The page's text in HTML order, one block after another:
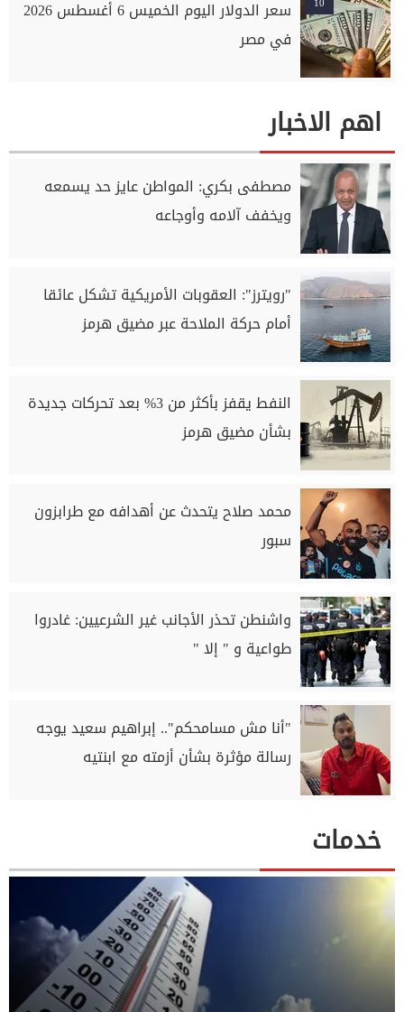
سعر الدولار اليوم الخميس 6 أغسطس 2026
في مصر
اهم الاخبار
مصطفى بكري: المواطن عايز حد يسمعه
ويخفف آلامه وأوجاعه
"رويترز": العقوبات الأمريكية تشكل عائقا
أمام حركة الملاحة عبر مضيق هرمز
النفط يقفز بأكثر من 3% بعد تحركات جديدة
بشأن مضيق هرمز
محمد صلاح يتحدث عن أهدافه مع طرابزون
سبور
واشنطن تحذر الأجانب غير الشرعيين: غادروا
طواعية و " إلا "
"أنا مش مسامحكم".. إبراهيم سعيد يوجه
رسالة مؤثرة بشأن أزمته مع ابنتيه
خدمات